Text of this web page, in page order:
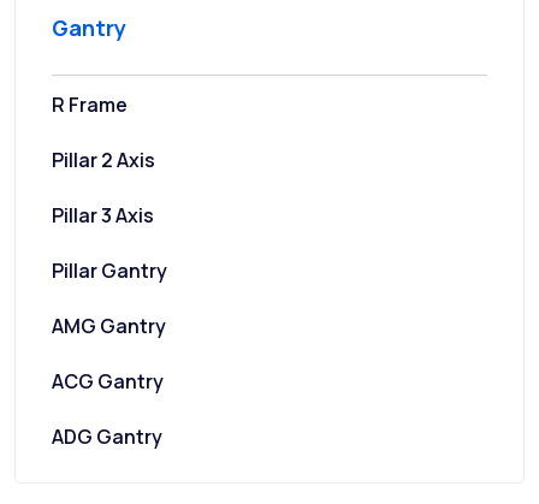
Gantry
R Frame
Pillar 2 Axis
Pillar 3 Axis
Pillar Gantry
AMG Gantry
ACG Gantry
ADG Gantry